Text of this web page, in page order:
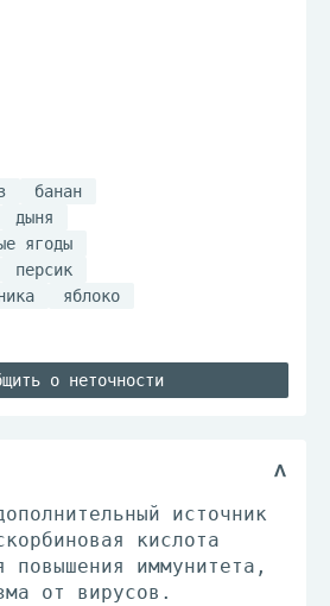
банан
дыня
ягоды
персик
яблоко
о неточности
источник
кислота
повышения иммунитета,
от вирусов.